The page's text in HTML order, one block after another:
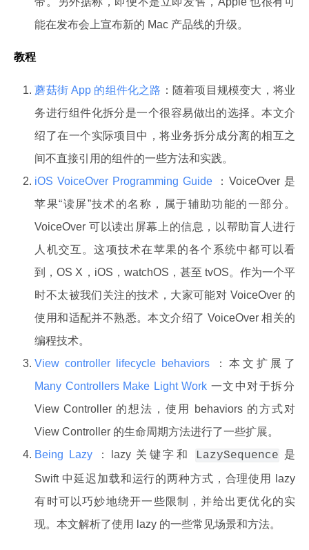
能在发布会上宣布新的 Mac 产品线的升级。
教程
蘑菇街 App 的组件化之路 ：随着项目规模变大，将业
务进行组件化拆分是一个很容易做出的选择。本文介
绍了在一个实际项目中，将业务拆分成分离的相互之
间不直接引用的组件的一些方法和实践。
iOS VoiceOver Programming Guide
：VoiceOver 是
苹果“读屏”技术的名称，属于辅助功能的一部分。
VoiceOver 可以读出屏幕上的信息，以帮助盲人进行
人机交互。这项技术在苹果的各个系统中都可以看
到，OS X，iOS，watchOS，甚至 tvOS。作为一个平
时不太被我们关注的技术，大家可能对 VoiceOver 的
使用和适配并不熟悉。本文介绍了 VoiceOver 相关的
编程技术。
View controller lifecycle behaviors
：本文扩展了
Many Controllers Make Light Work 一文中对于拆分
View Controller 的想法，使用 behaviors 的方式对
View Controller 的生命周期方法进行了一些扩展。
Being Lazy
：lazy 关键字和 LazySequence 是
Swift 中延迟加载和运行的两种方式，合理使用 lazy
有时可以巧妙地绕开一些限制，并给出更优化的实
现。本文解析了使用 lazy 的一些常见场景和方法。